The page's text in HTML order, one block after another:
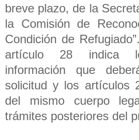
breve plazo, de la
la Comisión de
Condición de
artículo 28 indica
información que
solicitud y los artículos
del mismo cuerpo
trámites posteriores del